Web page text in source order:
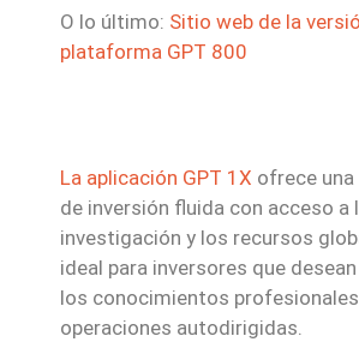
O lo último: Sitio web de la
plataforma GPT 800
La aplicación GPT 1X ofrece una
de inversión fluida con acceso a
investigación y los recursos
ideal para inversores que
los conocimientos
operaciones autodirigidas.